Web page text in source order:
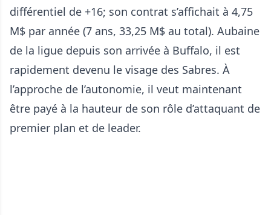
différentiel de +16; son contrat s’affichait à 4,75
M$ par année (7 ans, 33,25 M$ au total). Aubaine
de la ligue depuis son arrivée à Buffalo, il est
rapidement devenu le visage des Sabres. À
l’approche de l’autonomie, il veut maintenant
être payé à la hauteur de son rôle d’attaquant de
premier plan et de leader.